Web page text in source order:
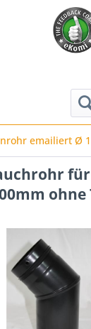
emailiert Ø
ohne